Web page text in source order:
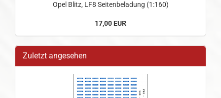
Opel Blitz, LF8 Seitenbeladung (1:160)
17,00 EUR
Zuletzt angesehen